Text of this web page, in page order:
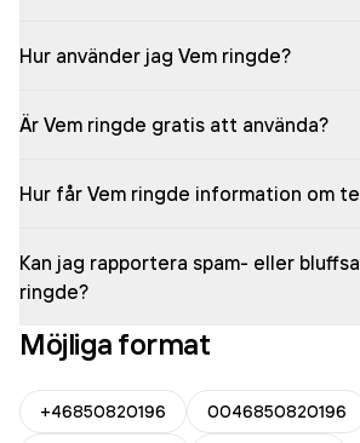
Hur använder jag Vem ringde?
Är Vem ringde gratis att använda?
Hur får Vem ringde information om
Kan jag rapportera spam- eller
ringde?
Möjliga format
+46850820196 0046850820196